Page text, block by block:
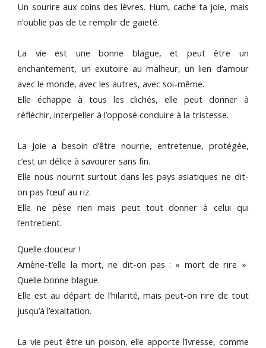
Un sourire aux coins des lèvres. Hum, cache ta joie, mais
n’oublie pas de te remplir de gaieté.
La vie est une bonne blague, et peut être un
enchantement, un exutoire au malheur, un lien d’amour
avec le monde, avec les autres, avec soi-même.
Elle échappe à tous les clichés, elle peut donner à
réfléchir, interpeller à l’opposé conduire à la tristesse.
La Joie a besoin d’être nourrie, entretenue, protégée,
c’est un délice à savourer sans fin.
Elle nous nourrit surtout dans les pays asiatiques ne dit-
on pas l’œuf au riz.
Elle ne pèse rien mais peut tout donner à celui qui
l’entretient.
Quelle douceur !
Amène-t’elle la mort, ne dit-on pas : « mort de rire »
Quelle bonne blague.
Elle est au départ de l’hilarité, mais peut-on rire de tout
jusqu’à l’exaltation.
La vie peut être un poison, elle apporte l’ivresse, comme